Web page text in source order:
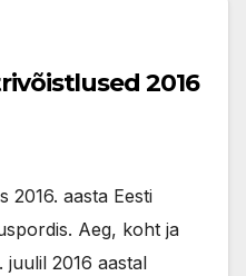
2016
2016. aasta Eesti
Aeg, koht ja
juulil 2016 aastal